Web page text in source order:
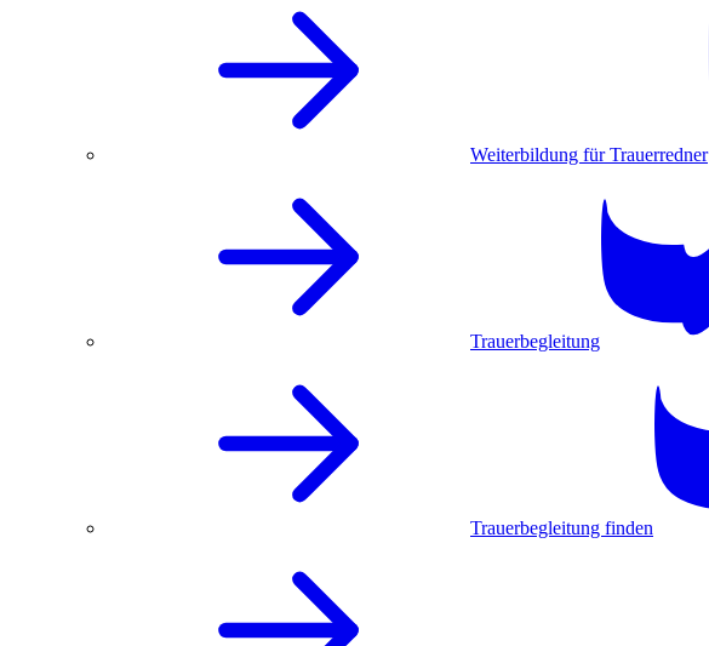
Weiterbildung für Trauerredner
Trauerbegleitung
Trauerbegleitung finden